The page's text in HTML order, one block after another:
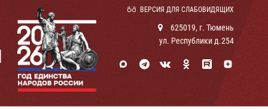
ВЕРСИЯ ДЛЯ СЛАБОВИДЯЩИХ
625019, г. Тюмень
ул. Республики д.254